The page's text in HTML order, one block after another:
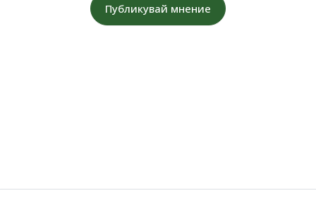
Публикувай мнение